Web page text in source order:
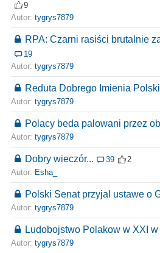
9
Autor: tygrys7879
RPA: Czarni rasiści brutalnie
19
Autor: tygrys7879
Reduta Dobrego Imienia Polski
Autor: tygrys7879
Polacy beda palowani przez
Autor: tygrys7879
Dobry wieczór... 39
2
Autor: Esha_
Polski Senat przyjal ustawe o
Autor: tygrys7879
Ludobojstwo Polakow w XXI w
Autor: tygrys7879